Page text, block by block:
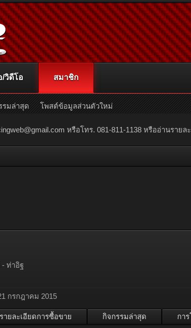
หรือโทร. 081-811-1138 หรืออ่านราย
ท่าอิฐ
กรกฎาคม 2015
รายละเอียดการซื้อขาย กิจกรรมล่าสุด กา
/วิดีโอ สมาชิก
รมล่าสุด โพสต์ข้อมูลส่วนตัวใหม่